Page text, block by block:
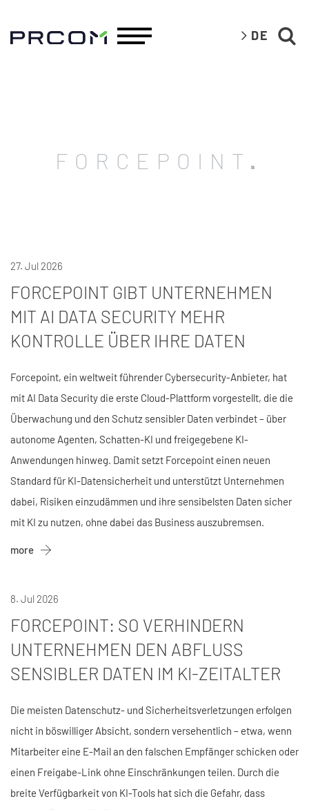
DE
FORCEPOINT
27. Jul 2026
FORCEPOINT GIBT UNTERNEHMEN
MIT AI DATA SECURITY MEHR
KONTROLLE ÜBER IHRE DATEN
Forcepoint, ein weltweit führender Cybersecurity-Anbieter, hat
mit AI Data Security die erste Cloud-Plattform vorgestellt, die die
Überwachung und den Schutz sensibler Daten verbindet – über
autonome Agenten, Schatten-KI und freigegebene KI-
Anwendungen hinweg. Damit setzt Forcepoint einen neuen
Standard für KI-Datensicherheit und unterstützt Unternehmen
dabei, Risiken einzudämmen und ihre sensibelsten Daten sicher
mit KI zu nutzen, ohne dabei das Business auszubremsen.
more
8. Jul 2026
FORCEPOINT: SO VERHINDERN
UNTERNEHMEN DEN ABFLUSS
SENSIBLER DATEN IM KI-ZEITALTER
Die meisten Datenschutz- und Sicherheitsverletzungen erfolgen
nicht in böswilliger Absicht, sondern versehentlich – etwa, wenn
Mitarbeiter eine E-Mail an den falschen Empfänger schicken oder
einen Freigabe-Link ohne Einschränkungen teilen. Durch die
breite Verfügbarkeit von KI-Tools hat sich die Gefahr, dass